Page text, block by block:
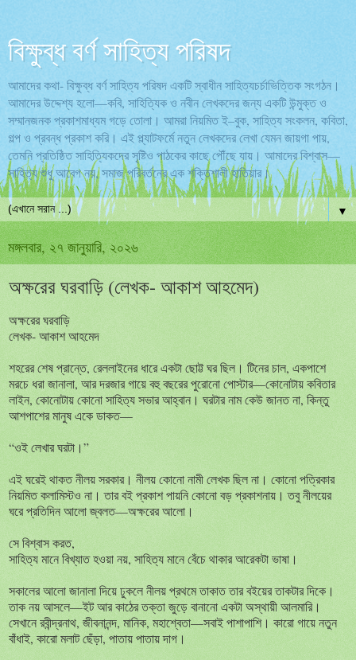
বিক্ষুব্ধ বর্ণ সাহিত্য পরিষদ
আমাদের কথা- বিক্ষুব্ধ বর্ণ সাহিত্য পরিষদ একটি স্বাধীন সাহিত্যচর্চাভিত্তিক সংগঠন।
আমাদের উদ্দেশ্য হলো—কবি, সাহিত্যিক ও নবীন লেখকদের জন্য একটি উন্মুক্ত ও
সম্মানজনক প্রকাশমাধ্যম গড়ে তোলা। আমরা নিয়মিত ই–বুক, সাহিত্য সংকলন, কবিতা,
গল্প ও প্রবন্ধ প্রকাশ করি। এই প্ল্যাটফর্মে নতুন লেখকদের লেখা যেমন জায়গা পায়,
তেমনি প্রতিষ্ঠিত সাহিত্যিকদের সৃষ্টিও পাঠকের কাছে পৌঁছে যায়। আমাদের বিশ্বাস—
সাহিত্য শুধু আবেগ নয়, সমাজ পরিবর্তনের এক শক্তিশালী হাতিয়ার।
▼
মঙ্গলবার, ২৭ জানুয়ারি, ২০২৬
অক্ষরের ঘরবাড়ি (লেখক- আকাশ আহমেদ)
অক্ষরের ঘরবাড়ি
লেখক- আকাশ আহমেদ
শহরের শেষ প্রান্তে, রেললাইনের ধারে একটা ছোট্ট ঘর ছিল। টিনের চাল, একপাশে
মরচে ধরা জানালা, আর দরজার গায়ে বহু বছরের পুরোনো পোস্টার—কোনোটায় কবিতার
লাইন, কোনোটায় কোনো সাহিত্য সভার আহ্বান। ঘরটার নাম কেউ জানত না, কিন্তু
আশপাশের মানুষ একে ডাকত—
“ওই লেখার ঘরটা।”
এই ঘরেই থাকত নীলয় সরকার। নীলয় কোনো নামী লেখক ছিল না। কোনো পত্রিকার
নিয়মিত কলামিস্টও না। তার বই প্রকাশ পায়নি কোনো বড় প্রকাশনায়। তবু নীলয়ের
ঘরে প্রতিদিন আলো জ্বলত—অক্ষরের আলো।
সে বিশ্বাস করত,
সাহিত্য মানে বিখ্যাত হওয়া নয়, সাহিত্য মানে বেঁচে থাকার আরেকটা ভাষা।
সকালের আলো জানালা দিয়ে ঢুকলে নীলয় প্রথমে তাকাত তার বইয়ের তাকটার দিকে।
তাক নয় আসলে—ইট আর কাঠের তক্তা জুড়ে বানানো একটা অস্থায়ী আলমারি।
সেখানে রবীন্দ্রনাথ, জীবনানন্দ, মানিক, মহাশ্বেতা—সবাই পাশাপাশি। কারো গায়ে নতুন
বাঁধাই, কারো মলাট ছেঁড়া, পাতায় পাতায় দাগ।